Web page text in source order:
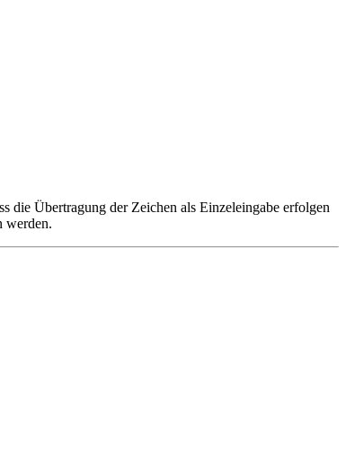
Übertragung der Zeichen als Einzeleingabe erfolgen
werden.